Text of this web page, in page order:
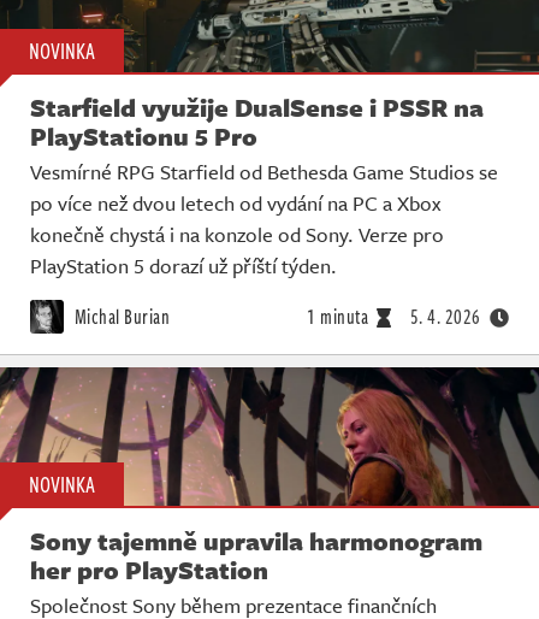
NOVINKA
Starfield využije DualSense i PSSR na
PlayStationu 5 Pro
Vesmírné RPG Starfield od Bethesda Game Studios se
po více než dvou letech od vydání na PC a Xbox
konečně chystá i na konzole od Sony. Verze pro
PlayStation 5 dorazí už příští týden.
Michal Burian 1 minuta 5. 4. 2026
NOVINKA
Sony tajemně upravila harmonogram
her pro PlayStation
Společnost Sony během prezentace finančních